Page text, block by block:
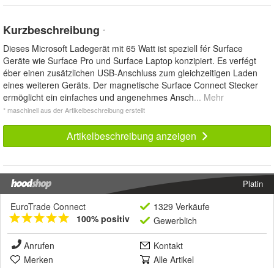
Kurzbeschreibung *
Dieses Microsoft Ladegerät mit 65 Watt ist speziell fér Surface
Geräte wie Surface Pro und Surface Laptop konzipiert. Es verfégt
éber einen zusätzlichen USB-Anschluss zum gleichzeitigen Laden
eines weiteren Geräts. Der magnetische Surface Connect Stecker
ermöglicht ein einfaches und angenehmes Ansch... Mehr
* maschinell aus der Artikelbeschreibung erstellt
Artikelbeschreibung anzeigen
Platin
EuroTrade Connect
100% positiv
1329 Verkäufe
Gewerblich
Anrufen
Kontakt
Merken
Alle Artikel